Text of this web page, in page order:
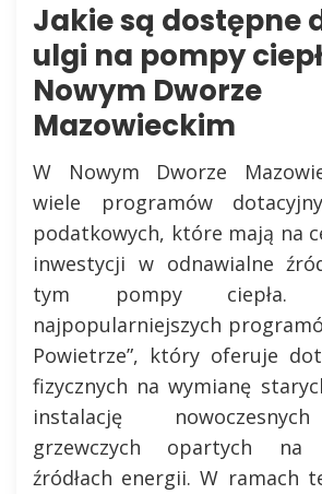
Jakie są dostępne
ulgi na pompy
Nowym Dworze
Mazowieckim
W Nowym Dworze
wiele programów
podatkowych, które mają na
inwestycji w odnawialne
tym pompy ciepła.
najpopularniejszych
Powietrze”, który oferuje
fizycznych na wymianę
instalację
grzewczych opartych na
źródłach energii. W ramach